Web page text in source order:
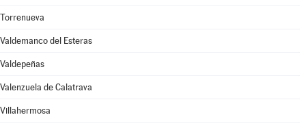
Torrenueva
Valdemanco del Esteras
Valdepeñas
Valenzuela de Calatrava
Villahermosa